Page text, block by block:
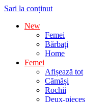
Sari la conținut
New
Femei
Bărbați
Home
Femei
Afișează tot
Cămăși
Rochii
Deux-pieces